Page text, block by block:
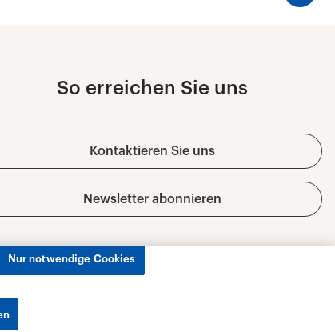
Nur notwendige Cookies